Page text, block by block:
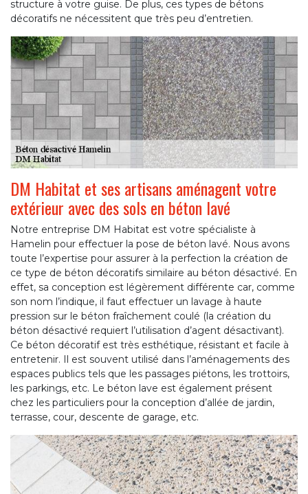
structure à votre guise. De plus, ces types de bétons
décoratifs ne nécessitent que très peu d’entretien.
DM Habitat et ses artisans aménagent votre
extérieur avec des sols en béton lavé
Notre entreprise DM Habitat est votre spécialiste à
Hamelin pour effectuer la pose de béton lavé. Nous avons
toute l’expertise pour assurer à la perfection la création de
ce type de béton décoratifs similaire au béton désactivé. En
effet, sa conception est légèrement différente car, comme
son nom l’indique, il faut effectuer un lavage à haute
pression sur le béton fraîchement coulé (la création du
béton désactivé requiert l’utilisation d’agent désactivant).
Ce béton décoratif est très esthétique, résistant et facile à
entretenir. Il est souvent utilisé dans l’aménagements des
espaces publics tels que les passages piétons, les trottoirs,
les parkings, etc. Le béton lave est également présent
chez les particuliers pour la conception d’allée de jardin,
terrasse, cour, descente de garage, etc.